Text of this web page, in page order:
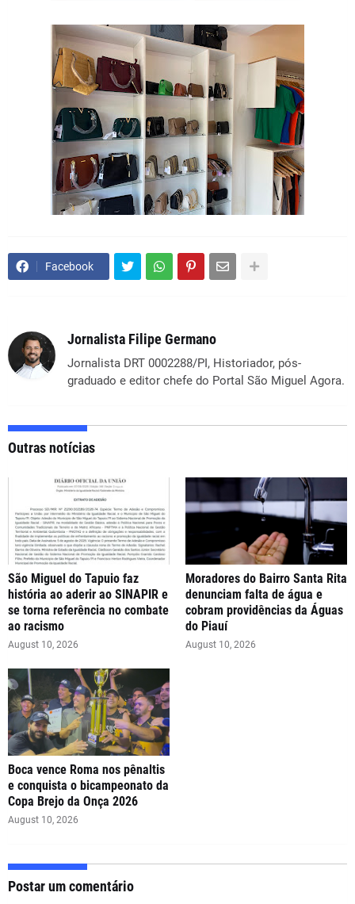
Facebook
Jornalista Filipe Germano
Jornalista DRT 0002288/PI, Historiador, pós-
graduado e editor chefe do Portal São Miguel Agora.
Outras notícias
São Miguel do Tapuio faz
história ao aderir ao SINAPIR e
se torna referência no combate
ao racismo
August 10, 2026
Moradores do Bairro Santa Rita
denunciam falta de água e
cobram providências da Águas
do Piauí
August 10, 2026
Boca vence Roma nos pênaltis
e conquista o bicampeonato da
Copa Brejo da Onça 2026
August 10, 2026
Postar um comentário